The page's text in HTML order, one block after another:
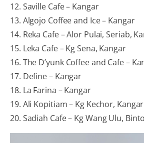
12. Saville Cafe – Kangar
13. Algojo Coffee and Ice – Kangar
14. Reka Cafe – Alor Pulai, Seriab,
15. Leka Cafe – Kg Sena, Kangar
16. The D’yunk Coffee and Cafe –
17. Define – Kangar
18. La Farina – Kangar
19. Ali Kopitiam – Kg Kechor, Kangar
20. Sadiah Cafe – Kg Wang Ulu,